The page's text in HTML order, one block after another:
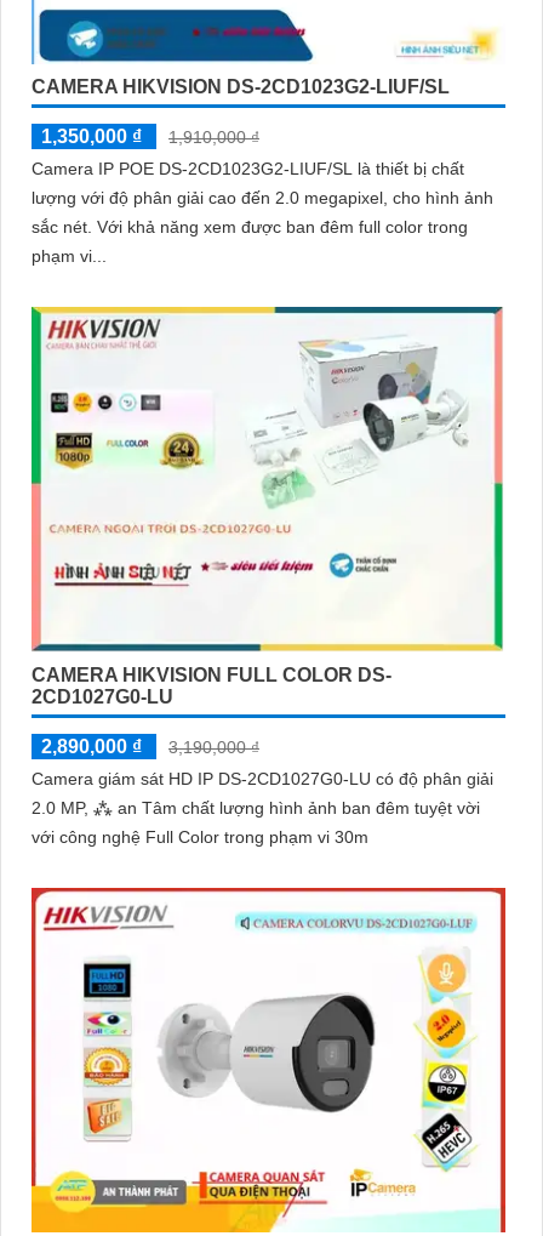
CAMERA HIKVISION DS-2CD1023G2-LIUF/SL
1,350,000 ₫
1,910,000 ₫
Camera IP POE DS-2CD1023G2-LIUF/SL là thiết bị chất
lượng với độ phân giải cao đến 2.0 megapixel, cho hình ảnh
sắc nét. Với khả năng xem được ban đêm full color trong
phạm vi...
CAMERA HIKVISION FULL COLOR DS-
2CD1027G0-LU
2,890,000 ₫
3,190,000 ₫
Camera giám sát HD IP DS-2CD1027G0-LU có độ phân giải
2.0 MP, ⁂ an Tâm chất lượng hình ảnh ban đêm tuyệt vời
với công nghệ Full Color trong phạm vi 30m